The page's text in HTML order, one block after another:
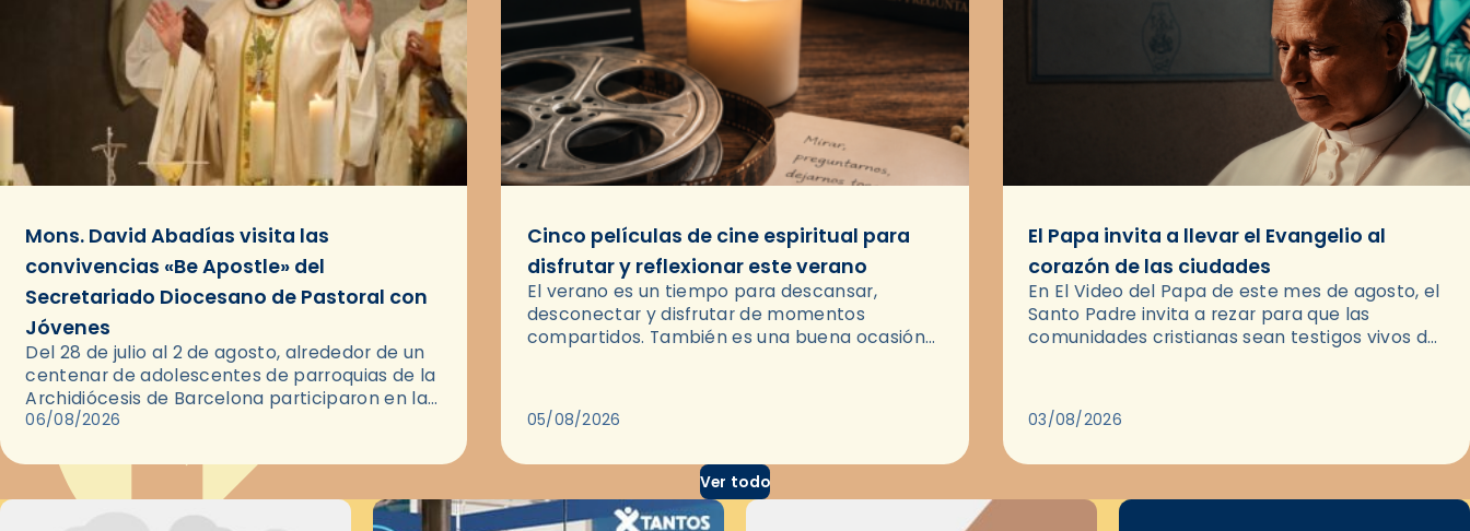
Mons. David Abadías visita las
convivencias «Be Apostle» del
Secretariado Diocesano de Pastoral con
Jóvenes
Del 28 de julio al 2 de agosto, alrededor de un
centenar de adolescentes de parroquias de la
Archidiócesis de Barcelona participaron en las
convivencias Be Apostle, organizadas por el
06/08/2026
Cinco películas de cine espiritual para
disfrutar y reflexionar este verano
El verano es un tiempo para descansar,
desconectar y disfrutar de momentos
compartidos. También es una buena ocasión
05/08/2026
El Papa invita a llevar el Evangelio al
corazón de las ciudades
En El Video del Papa de este mes de agosto, el
Santo Padre invita a rezar para que las
comunidades cristianas sean testigos vivos del
03/08/2026
Ver todo